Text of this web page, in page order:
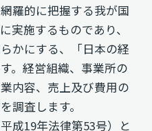
羅的に把握する我が国
実施するものであり、
かにする、「日本の経
。経営組織、事業所の
内容、売上及び費用の
調査します。
成19年法律第53号）と